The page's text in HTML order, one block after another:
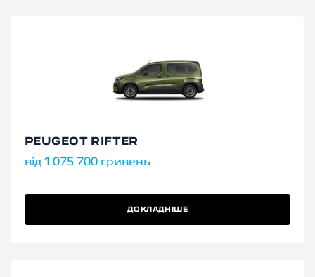
PEUGEOT RIFTER
від 1 075 700 гривень
ДОКЛАДНІШЕ